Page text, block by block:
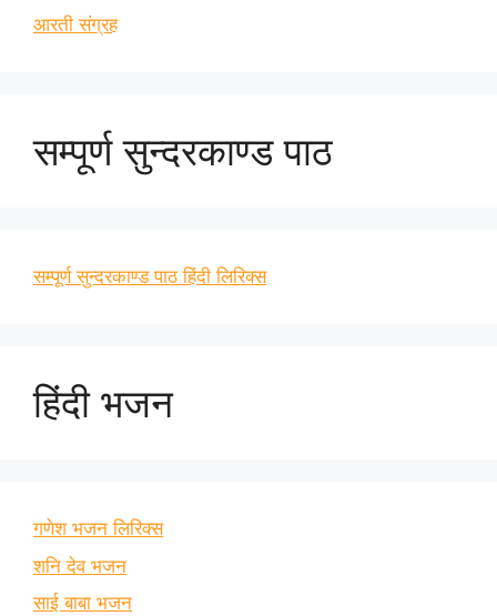
आरती संग्रह
सम्पूर्ण सुन्दरकाण्ड पाठ
सम्पूर्ण सुन्दरकाण्ड पाठ हिंदी लिरिक्स
हिंदी भजन
गणेश भजन लिरिक्स
शनि देव भजन
साई बाबा भजन